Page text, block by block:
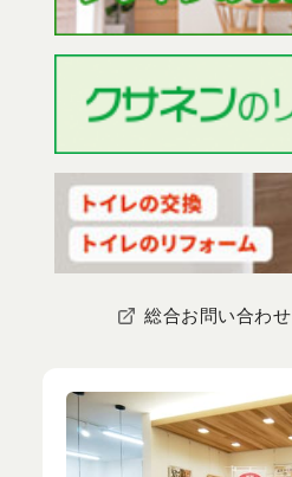
総合お問い合わせ